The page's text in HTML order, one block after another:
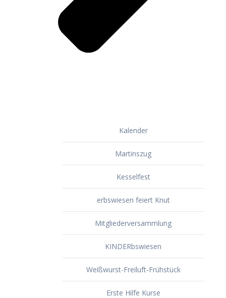
Kalender
Martinszug
Kesselfest
erbswiesen feiert Knut
Mitgliederversammlung
KINDERbswiesen
Weißwurst-Freiluft-Frühstück
Erste Hilfe Kurse